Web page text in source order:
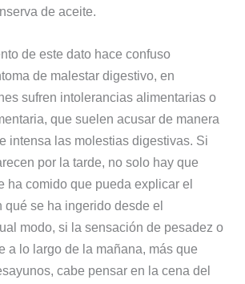
de aceite.
de este dato hace confuso
de malestar digestivo, en
sufren intolerancias alimentarias o
que suelen acusar de manera
intensa las molestias digestivas. Si
por la tarde, no solo hay que
ha comido que pueda explicar el
qué se ha ingerido desde el
modo, si la sensación de pesadez o
a lo largo de la mañana, más que
cabe pensar en la cena del